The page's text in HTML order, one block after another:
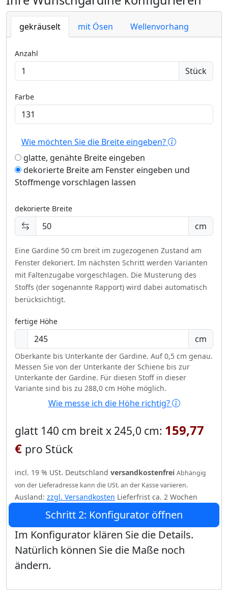
gekräuselt mit Ösen Wellenvorhang
Anzahl
Stück
Farbe
Wie möchten Sie die Breite eingeben?
glatte, genähte Breite eingeben
dekorierte Breite am Fenster eingeben und
Stoffmenge vorschlagen lassen
dekorierte Breite
cm
Eine Gardine 50 cm breit im zugezogenen Zustand am
Fenster dekoriert. Im nächsten Schritt werden Varianten
mit Faltenzugabe vorgeschlagen. Die Musterung des
Stoffs (der sogenannte Rapport) wird dabei automatisch
berücksichtigt.
fertige Höhe
cm
Oberkante bis Unterkante der Gardine. Auf 0,5 cm genau.
Messen Sie von der Unterkante der Schiene bis zur
Unterkante der Gardine. Für diesen Stoff in dieser
Variante sind bis zu 288,0 cm Höhe möglich.
Wie messe ich die Höhe richtig?
glatt 140 cm breit x 245,0 cm: 159,77
€ pro Stück
incl. 19 % USt. Deutschland versandkostenfrei Abhängig
von der Lieferadresse kann die USt. an der Kasse variieren.
Ausland: zzgl. Versandkosten Lieferfrist ca. 2 Wochen
Schritt 2: Konfigurator öffnen
Im Konfigurator klären Sie die Details.
Natürlich können Sie die Maße noch
ändern.